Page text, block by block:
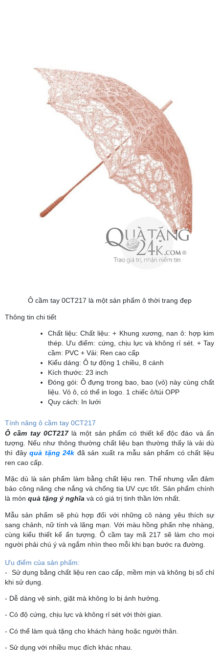
Ô cầm tay 0CT217 là một sản phẩm ô thời trang đẹp
Thông tin chi tiết
Chất liệu: Chất liệu: + Khung xương, nan ô: hợp kim
thép. Ưu điểm: cứng, chịu lực và không rỉ sét. + Tay
cầm: PVC + Vải: Ren cao cấp
Kiểu dáng: Ô tự động 1 chiều, 8 cánh
Kích thước: 23 inch
Đóng gói: Ô đựng trong bao, bao (vỏ) này cùng chất
liệu. Vỏ ô, có thể in logo. 1 chiếc ô/túi OPP
Quy cách: In lưới
Tính năng ô cầm tay 0CT217
Ô cầm tay 0CT217là một sản phẩm có thiết kế độc đáo và ấn
tượng. Nếu như thông thường chất liệu bạn thường thấy là vải dù
thì đây quà tặng 24k đã sản xuất ra mẫu sản phẩm có chất liệu
ren cao cấp.
Mặc dù là sản phẩm làm bằng chất liệu ren. Thế nhưng vẫn đảm
bảo công năng che nắng và chống tia UV cực tốt. Sản phẩm chính
là món quà tặng ý nghĩa và có giá trị tinh thần lớn nhất.
Mẫu sản phẩm sẽ phù hợp đối với những cô nàng yêu thích sự
sang chảnh, nữ tính và lãng mạn. Với màu hồng phấn nhẹ nhàng,
cùng kiểu thiết kế ấn tượng. Ô cầm tay mã 217 sẽ làm cho mọi
người phải chú ý và ngắm nhìn theo mỗi khi bạn bước ra đường.
Ưu điểm của sản phẩm:
- Sử dụng bằng chất liệu ren cao cấp, mềm mịn và không bị sổ chỉ
khi sử dụng.
- Dễ dàng vệ sinh, giặt mà không lo bị ảnh hưởng.
- Có độ cứng, chịu lực và không rỉ sét với thời gian.
- Có thể làm quà tặng cho khách hàng hoặc người thân.
- Sử dụng với nhiều mục đích khác nhau.